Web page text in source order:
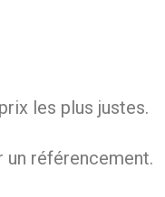
les plus justes.
un référencement.